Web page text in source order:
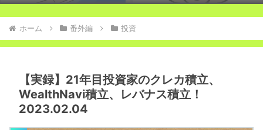
ホーム 番外編 投資
【実録】21年目投資家のクレカ積立、
WealthNavi積立、レバナス積立！
2023.02.04